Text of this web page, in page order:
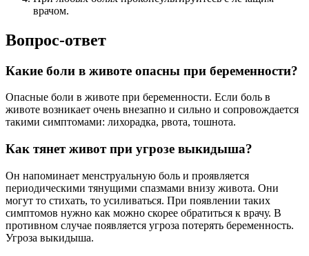
врачом.
Вопрос-ответ
Какие боли в животе опасны при беременности?
Опасные боли в животе при беременности. Если боль в
животе возникает очень внезапно и сильно и сопровождается
такими симптомами: лихорадка, рвота, тошнота.
Как тянет живот при угрозе выкидыша?
Он напоминает менструальную боль и проявляется
периодическими тянущими спазмами внизу живота. Они
могут то стихать, то усиливаться. При появлении таких
симптомов нужно как можно скорее обратиться к врачу. В
противном случае появляется угроза потерять беременность.
Угроза выкидыша.